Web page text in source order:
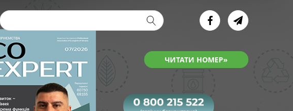
Детально →
Пошукова форма